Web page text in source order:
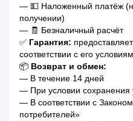
— 💵 Наложенный платёж
получении)
— 🧾 Безналичный расчёт
✅ Гарантия:
соответствии с его
📦 Возврат и обмен:
— В течение 14 дней
— При условии сохранения
— В соответствии с
потребителей»